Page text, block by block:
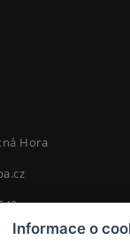
Hora
Informace o